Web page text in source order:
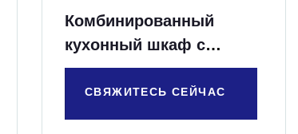
Комбинированный
кухонный шкаф с
дверцей и ящиком
СВЯЖИТЕСЬ СЕЙЧАС